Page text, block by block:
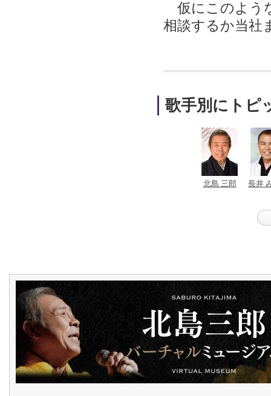
仮にこのよう
相談するか当社
歌手別にトピ
北島 三郎 長井